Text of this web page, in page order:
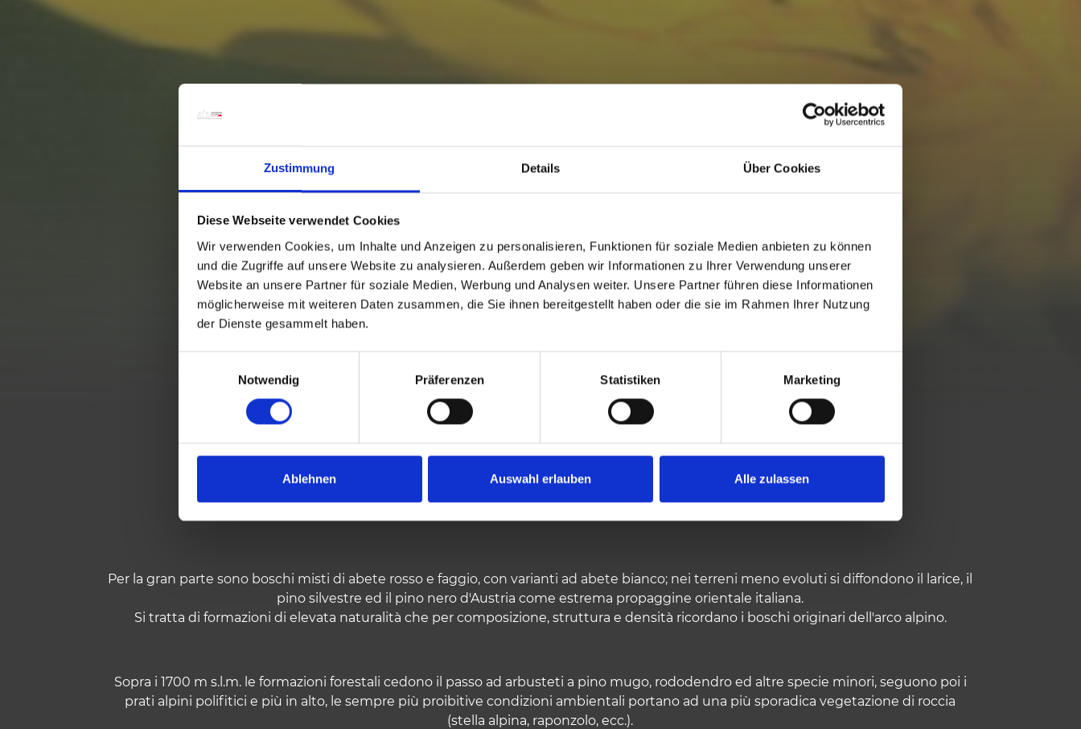
Zustimmung Details Über Cookies
Diese Webseite verwendet Cookies
Wir verwenden Cookies, um Inhalte und Anzeigen zu personalisieren, Funktionen für soziale Medien anbieten zu können
und die Zugriffe auf unsere Website zu analysieren. Außerdem geben wir Informationen zu Ihrer Verwendung unserer
Website an unsere Partner für soziale Medien, Werbung und Analysen weiter. Unsere Partner führen diese Informationen
möglicherweise mit weiteren Daten zusammen, die Sie ihnen bereitgestellt haben oder die sie im Rahmen Ihrer Nutzung
der Dienste gesammelt haben.
g
g
a
a
h
Notwendig Präferenzen Statistiken Marketing
Ablehnen Auswahl erlauben Alle zulassen
LA NOTA DOMINANTE DEL PAESAGGIO DELLA FORESTA DI TARVISIO
I NOSTRI BOSCHI
Per la gran parte sono boschi misti di abete rosso e faggio, con varianti ad abete bianco; nei terreni meno evoluti si diffondono il larice, il
pino silvestre ed il pino nero d'Austria come estrema propaggine orientale italiana.
Si tratta di formazioni di elevata naturalità che per composizione, struttura e densità ricordano i boschi originari dell'arco alpino.
Sopra i 1700 m s.l.m. le formazioni forestali cedono il passo ad arbusteti a pino mugo, rododendro ed altre specie minori, seguono poi i
prati alpini polifitici e più in alto, le sempre più proibitive condizioni ambientali portano ad una più sporadica vegetazione di roccia
(stella alpina, raponzolo, ecc.).